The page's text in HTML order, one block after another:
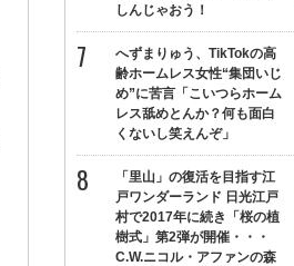
しんじゃおう！
へずまりゅう、TikTokの高
齢ホームレス女性“集団いじ
め”に苦言「こいつらホーム
レス舐めとんか？何も面白
くないし笑えんぞ」
「里山」の復活を目指す江
戸ワンダーランド 日光江戸
村で2017年に続き「桜の植
樹式」第2弾が開催・・・
C.W.ニコル・アファンの森